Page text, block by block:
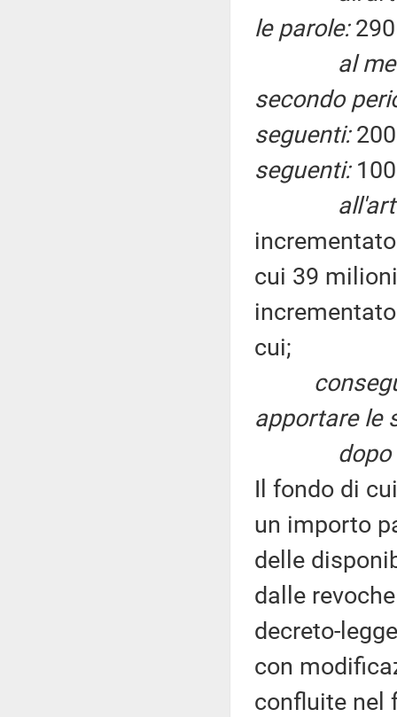
le parole:
al
secondo
seguenti:
seguenti:
cui 39
cui;
apportare le
Il fondo di
un importo
delle
dalle
decreto-
con
confluite nel